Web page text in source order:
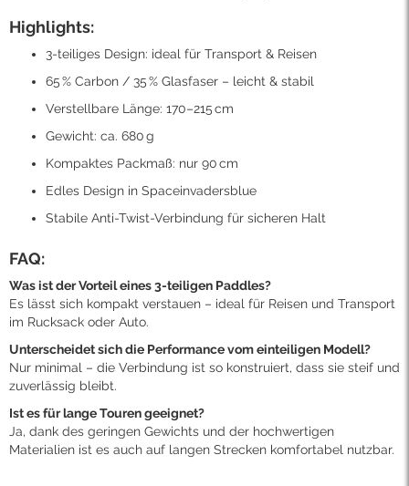
Highlights:
3-teiliges Design: ideal für Transport & Reisen
65 % Carbon / 35 % Glasfaser – leicht & stabil
Verstellbare Länge: 170–215 cm
Gewicht: ca. 680 g
Kompaktes Packmaß: nur 90 cm
Edles Design in Spaceinvadersblue
Stabile Anti-Twist-Verbindung für sicheren Halt
FAQ:
Was ist der Vorteil eines 3-teiligen Paddles?
Es lässt sich kompakt verstauen – ideal für Reisen und Transport
im Rucksack oder Auto.
Unterscheidet sich die Performance vom einteiligen Modell?
Nur minimal – die Verbindung ist so konstruiert, dass sie steif und
zuverlässig bleibt.
Ist es für lange Touren geeignet?
Ja, dank des geringen Gewichts und der hochwertigen
Materialien ist es auch auf langen Strecken komfortabel nutzbar.